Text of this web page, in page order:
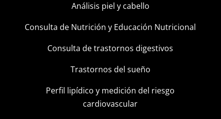
Análisis piel y cabello
Consulta de Nutrición y Educación Nutricional
Consulta de trastornos digestivos
Trastornos del sueño
Perfil lipídico y medición del riesgo
cardiovascular